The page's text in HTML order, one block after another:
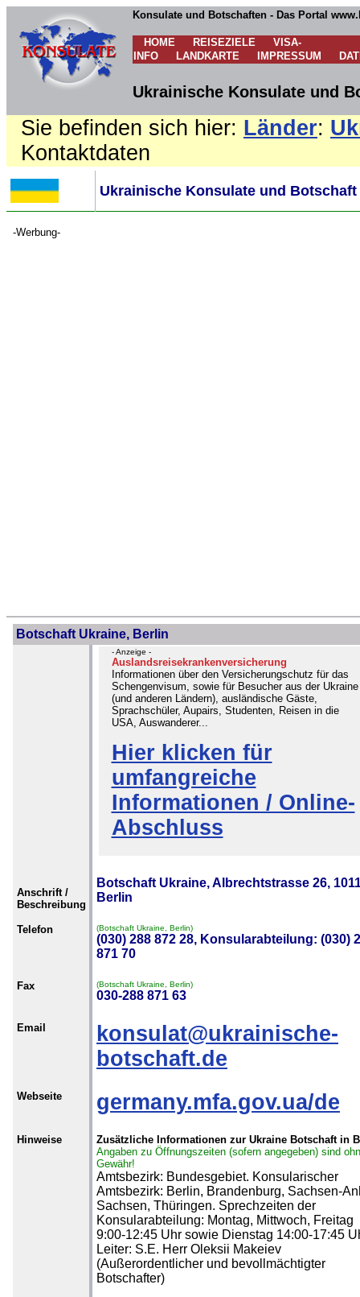
Konsulate und Botschaften - Das Portal
HOME REISEZIELE
VISA-
INFO
LANDKARTE IMPRESSUM
Ukrainische Konsulate und
Sie befinden sich hier: Länder:
Kontaktdaten
Ukrainische Konsulate und
-Werbung-
Botschaft Ukraine, Berlin
- Anzeige -
Auslandsreisekrankenversicherung
Informationen über den Versicherungschutz für das
Schengenvisum, sowie für Besucher aus der Ukraine
(und anderen Ländern), ausländische Gäste,
Sprachschüler, Aupairs, Studenten, Reisen in die
USA, Auswanderer...
Hier klicken für
umfangreiche
Informationen / Online-
Abschluss
Anschrift /
Beschreibung
Botschaft Ukraine, Albrechtstrasse 26,
Berlin
Telefon (Botschaft Ukraine, Berlin)
(030) 288 872 28, Konsularabteilung: (030)
871 70
Fax (Botschaft Ukraine, Berlin)
030-288 871 63
Email
konsulat@ukrainische-
botschaft.de
Webseite germany.mfa.gov.ua/de
Hinweise
Zusätzliche Informationen zur Ukraine Botschaft in
Angaben zu Öffnungszeiten (sofern angegeben) sind
Gewähr!
Amtsbezirk: Bundesgebiet. Konsularischer
Amtsbezirk: Berlin, Brandenburg, Sachsen-
Sachsen, Thüringen. Sprechzeiten der
Konsularabteilung: Montag, Mittwoch, Freitag
9:00-12:45 Uhr sowie Dienstag 14:00-17:45
Leiter: S.E. Herr Oleksii Makeiev
(Außerordentlicher und bevollmächtigter
Botschafter)